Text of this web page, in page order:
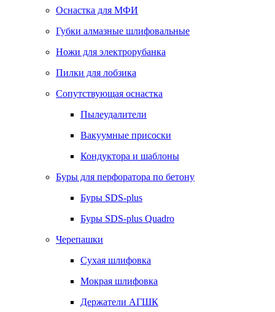
Оснастка для МФИ
Губки алмазные шлифовальные
Ножи для электрорубанка
Пилки для лобзика
Сопутствующая оснастка
Пылеудалители
Вакуумные присоски
Кондуктора и шаблоны
Буры для перфоратора по бетону
Буры SDS-plus
Буры SDS-plus Quadro
Черепашки
Сухая шлифовка
Мокрая шлифовка
Держатели АГШК